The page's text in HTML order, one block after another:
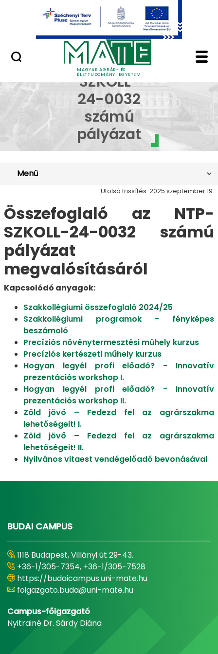
Ugrás a fő tartalomhoz
MAGYAR AGRÁR- ÉS
ÉLETTUDOMÁNYI EGYETEM
Minőségügy
NTP-SZKOLL-24-
NTP-
SZKOLL-
24-0032
számú
pályázat
Menü
Utolsó frissítés: 2025 szeptember 19.
Összefoglaló az NTP-
SZKOLL-24-0032 számú
pályázat
megvalósításáról
Kapcsolódó anyagok:
Szakkollégiumi összefoglaló 2024/25
Szakkollégiumi programok - fényképes
beszámoló
Precíziós növénytermesztési műhely kurzus
Precíziós kertészeti műhely kurzus
Hogyan legyél profi előadó? - Innovatív
prezentációs workshop I.
Hogyan legyél profi előadó? - Innovatív
prezentációs workshop II.
Zöld jövő – Fedezd fel az agrárszakma
lehetőségeit! I.
Zöld jövő – Fedezd fel az agrárszakma
lehetőségeit! II.
Nyilvános vitaest vendégelőadó bevonásával
BUDAI CAMPUS
1118 Budapest, Villányi út 29-43.
+36-1/305-7354, +36-1/305-7528
https://budaicampus.uni-mate.hu
foigazgato.buda@uni-mate.hu
Campus-főigazgató
Nyitrainé Dr. Sárdy Diána